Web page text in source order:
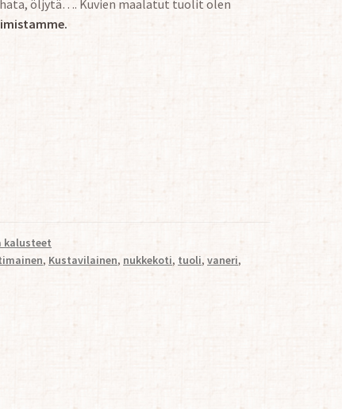
öljytä…. Kuvien maalatut tuolit olen
kalusteet
, Kustavilainen, nukkekoti, tuoli,vaneri,